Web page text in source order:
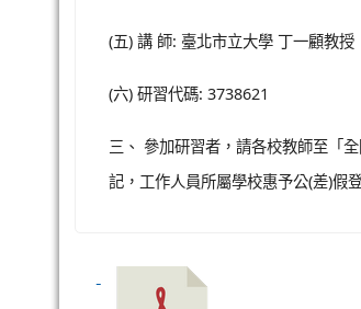
(五) 講 師: 臺北市立大學 丁一顧教授
(六) 研習代碼: 3738621
三、 參加研習者，請各校教師至「
記，工作人員所屬學校惠予公(差)假